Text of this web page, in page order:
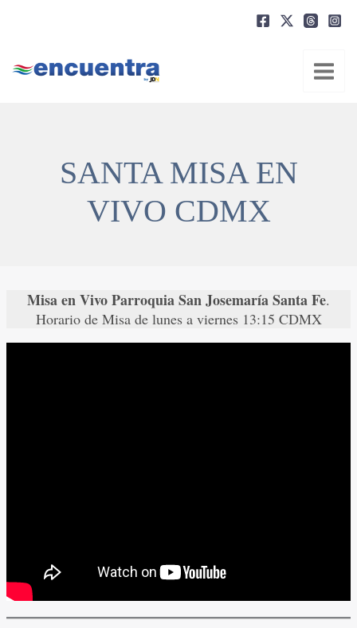
SANTA MISA EN
VIVO CDMX
Misa en Vivo Parroquia San Josemaría Santa Fe.
Horario de Misa de lunes a viernes 13:15 CDMX